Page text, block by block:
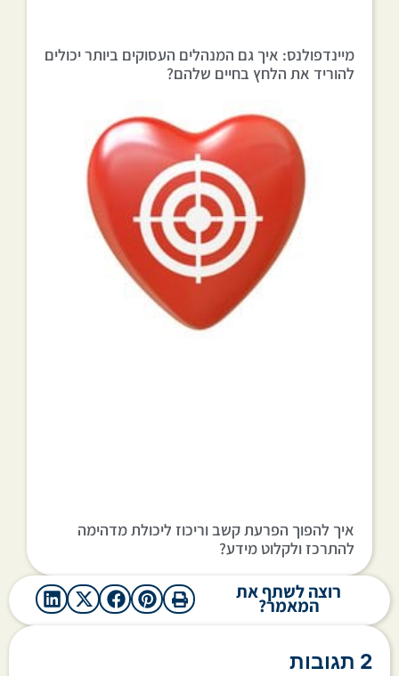
מיינדפולנס: איך גם המנהלים העסוקים ביותר יכולים
להוריד את הלחץ בחיים שלהם?
איך להפוך הפרעת קשב וריכוז ליכולת מדהימה
להתרכז ולקלוט מידע?
רוצה לשתף את
המאמר?
2 תגובות